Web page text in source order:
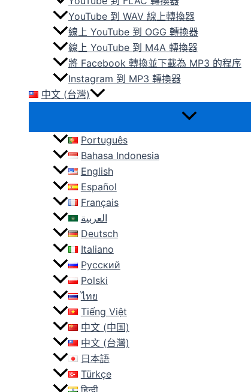
YouTube 到 WAV 線上轉換器
線上 YouTube 到 OGG 轉換器
線上 YouTube 到 M4A 轉換器
將 Facebook 轉換並下載為 MP3 的程序
Instagram 到 MP3 轉換器
中文 (台灣)
Português
Bahasa Indonesia
English
Español
Français
العربية
Deutsch
Italiano
Русский
Polski
ไทย
Tiếng Việt
中文 (中国)
中文 (台灣)
日本語
Türkçe